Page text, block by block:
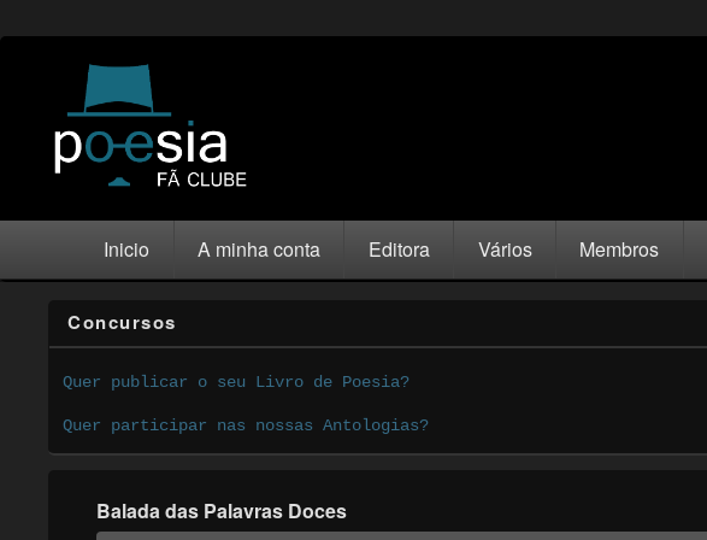
Inicio A minha conta Editora Vários Membros
Concursos
Quer publicar o seu Livro de Poesia?
Quer participar nas nossas Antologias?
Balada das Palavras Doces